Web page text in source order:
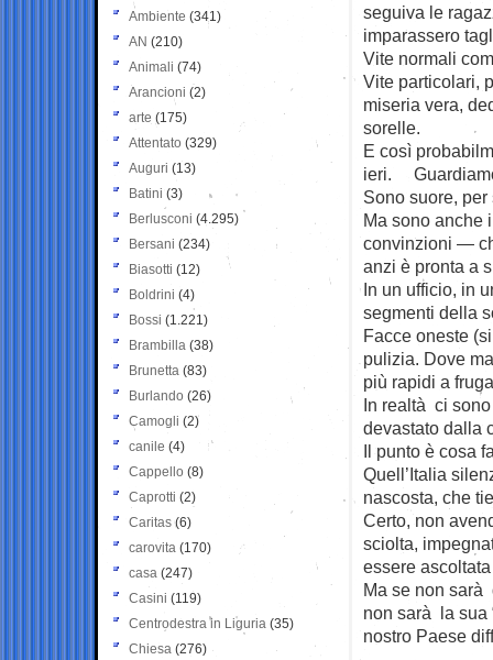
seguiva le
imparassero
Vite normali
Vite particolari,
miseria vera,
sorelle.
E così
ieri.
Sono suore,
Ma sono anche
convinzioni —
anzi è pronta a
In un ufficio, in
segmenti della
Facce oneste
pulizia. Dove
più rapidi a
In realtà ci sono
devastato dalla
Il punto è cosa
Quell’Italia
nascosta, che
Certo, non
sciolta,
essere
Ma se non sarà
non sarà la sua
nostro Paese
Ambiente (341)
AN (210)
Animali (74)
Arancioni (2)
arte (175)
Attentato (329)
Auguri (13)
Batini (3)
Berlusconi (4.295)
Bersani (234)
Biasotti (12)
Boldrini (4)
Bossi (1.221)
Brambilla (38)
Brunetta (83)
Burlando (26)
Camogli (2)
canile (4)
Cappello (8)
Caprotti (2)
Caritas (6)
carovita (170)
casa (247)
Casini (119)
Centrodestra in Liguria (35)
Chiesa (276)